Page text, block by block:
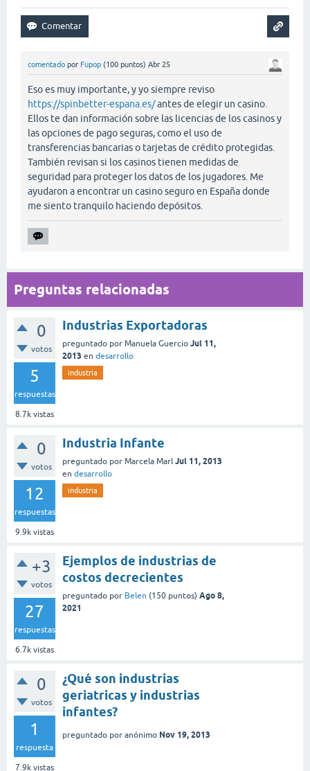
comentado por Fupop (100 puntos) Abr 25
Eso es muy importante, y yo siempre reviso
https://spinbetter-espana.es/antes de elegir un casino.
Ellos te dan información sobre las licencias de los casinos y
las opciones de pago seguras, como el uso de
transferencias bancarias o tarjetas de crédito protegidas.
También revisan si los casinos tienen medidas de
seguridad para proteger los datos de los jugadores. Me
ayudaron a encontrar un casino seguro en España donde
me siento tranquilo haciendo depósitos.
Preguntas relacionadas
0
votos
5
respuestas
8.7k vistas
Industrias Exportadoras
preguntado por Manuela Guercio Jul 11,
2013 en desarrollo
industria
0
votos
12
respuestas
9.9k vistas
Industria Infante
preguntado por Marcela Marl Jul 11, 2013
en desarrollo
industria
+3
votos
27
respuestas
6.7k vistas
Ejemplos de industrias de
costos decrecientes
preguntado por Belen (150 puntos) Ago 8,
2021
0
votos
1
respuesta
7.9k vistas
¿Qué son industrias
geriatricas y industrias
infantes?
preguntado por anónimo Nov 19, 2013